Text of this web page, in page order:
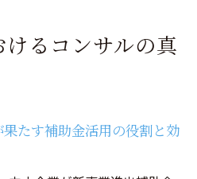
るコンサルの真
たす補助金活用の役割と効